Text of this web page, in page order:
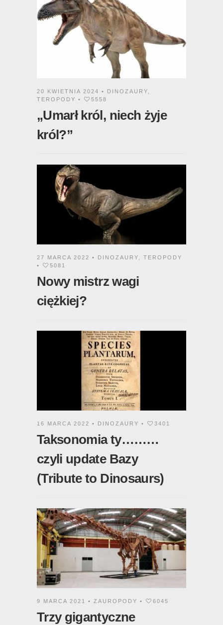
20 KWIETNIA 2024 • DINOZAURY
TEROPODY • 5558
„Umarł król, niech żyje
król?”
27 MARCA 2022 • DINOZAURY
TEROPODY
•
5081
Nowy mistrz wagi
ciężkiej?
16 MARCA 2022 • DINOZAURY • 3401
Taksonomia ty………
czyli update Bazy
(Tribute to Dinosaurs)
9 MARCA 2021 • ZAUROPODY • 6045
Trzy gigantyczne